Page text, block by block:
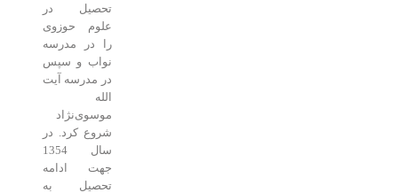
تحصیل در
علوم حوزوی
را در مدرسه
نواب و سپس
در مدرسه آیت
موسوی‌نژاد
شروع کرد. در
سال 1354
جهت ادامه
تحصیل به